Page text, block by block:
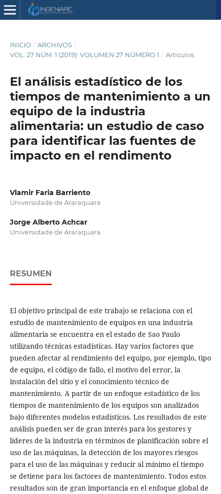
INICIO / ARCHIVOS /
VOL. 27 NÚM. 1 (2019): VOLUMEN 27 NÚMERO 1 / Artículos
El análisis estadístico de los
tiempos de mantenimiento a un
equipo de la industria
alimentaria: un estudio de caso
para identificar las fuentes de
impacto en el rendimento
Vlamir Faria Barriento
Universidade de Araraquara
Jorge Alberto Achcar
Universidade de Araraquara.
RESUMEN
El objetivo principal de este trabajo se relaciona con el
estudio de mantenimiento de equipos en una industria
alimentaria se encuentra en el estado de Sao Paulo
utilizando técnicas estadísticas. Hay varios factores que
pueden afectar al rendimiento del equipo, por ejemplo, tipo
de equipo, el código de fallo, el motivo del error, la
instalación del sitio y el conocimiento técnico de
mantenimiento. A partir de un enfoque estadístico de los
tiempos de mantenimiento de los equipos son analizados
bajo diferentes modelos estadísticos. Los resultados de este
análisis pueden ser de gran interés para los gestores y
líderes de la industria en términos de planificación sobre el
uso de las máquinas, la detección de los mayores riesgos
para el uso de las máquinas y reducir al mínimo el tiempo
se detiene para los factores de mantenimiento. Todos estos
resultados son de gran importancia en el enfoque global de